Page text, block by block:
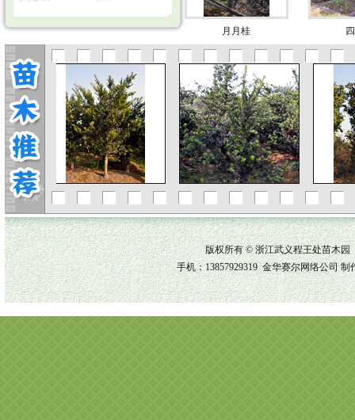
月月桂
版权所有 © 浙江武义程王处苗木园
手机：13857929319金华赛尔网络公司制